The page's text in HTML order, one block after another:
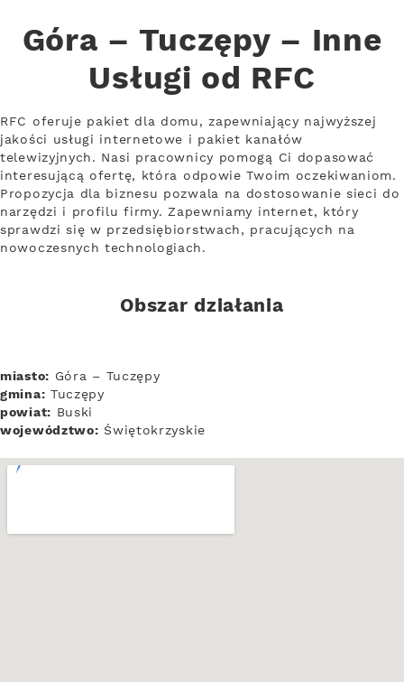
Góra – Tuczępy – Inne
Usługi od RFC
RFC oferuje pakiet dla domu, zapewniający najwyższej
jakości usługi internetowe i pakiet kanałów
telewizyjnych. Nasi pracownicy pomogą Ci dopasować
interesującą ofertę, która odpowie Twoim oczekiwaniom.
Propozycja dla biznesu pozwala na dostosowanie sieci do
narzędzi i profilu firmy. Zapewniamy internet, który
sprawdzi się w przedsiębiorstwach, pracujących na
nowoczesnych technologiach.
Obszar działania
miasto: Góra – Tuczępy
gmina: Tuczępy
powiat: Buski
województwo: Świętokrzyskie